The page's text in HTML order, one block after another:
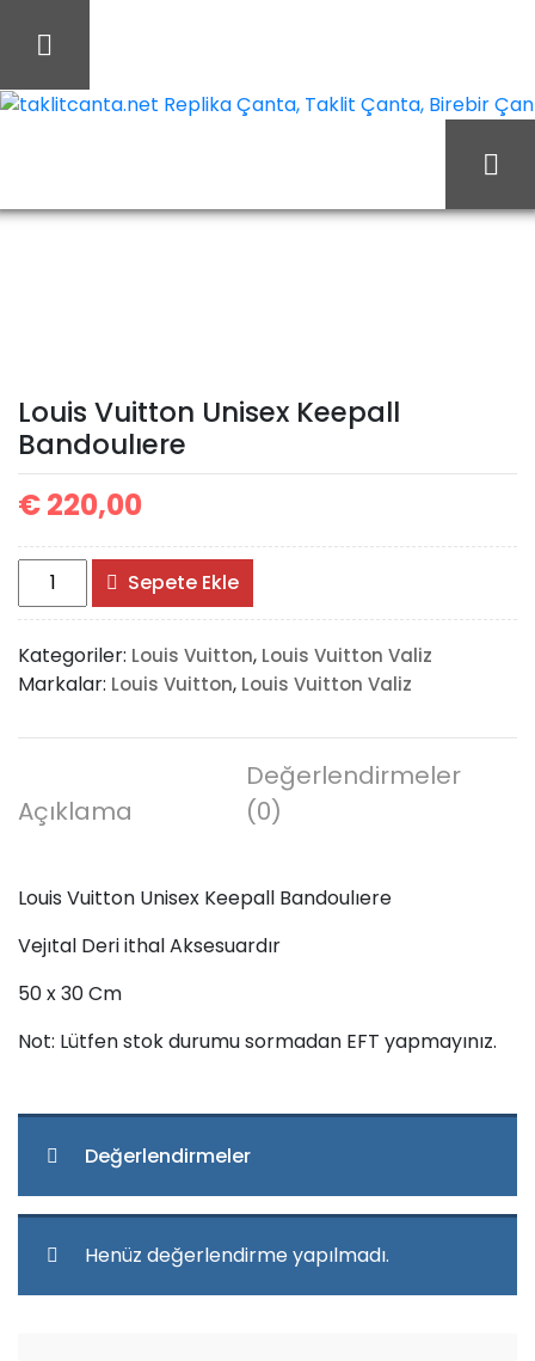
Keepall Bandoulıere
Louis Vuitton Unisex Keepall
Bandoulıere
€220,00
Louis
Vuitton
Unisex
Keepall
Bandoulıere
Sepete Ekle
Kategoriler: Louis Vuitton, Louis Vuitton Valiz
Markalar: Louis Vuitton, Louis Vuitton Valiz
Açıklama
Değerlendirmeler
(0)
Louis Vuitton Unisex Keepall Bandoulıere
Vejıtal Deri ithal Aksesuardır
50 x 30 Cm
Not: Lütfen stok durumu sormadan EFT yapmayınız.
Değerlendirmeler
Henüz değerlendirme yapılmadı.